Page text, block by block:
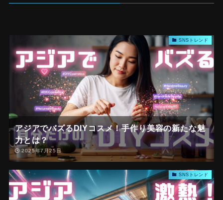
SNSトレンド
アジアでバズるDIYコスメ！手作り美容の新たな魅
力とは？
2025年7月25日
SNSトレンド